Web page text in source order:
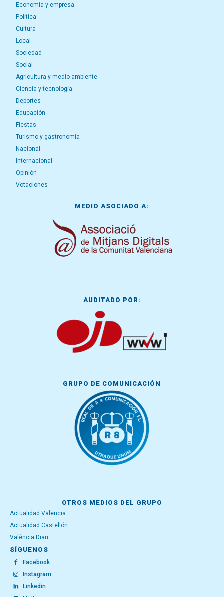
Economía y empresa
Política
Cultura
Local
Sociedad
Social
Agricultura y medio ambiente
Ciencia y tecnología
Deportes
Educación
Fiestas
Turismo y gastronomía
Nacional
Internacional
Opinión
Votaciones
MEDIO ASOCIADO A:
AUDITADO POR:
GRUPO DE COMUNICACIÓN
OTROS MEDIOS DEL GRUPO
Actualidad Valencia
Actualidad Castellón
València Diari
SÍGUENOS
Facebook
Instagram
Linkedin